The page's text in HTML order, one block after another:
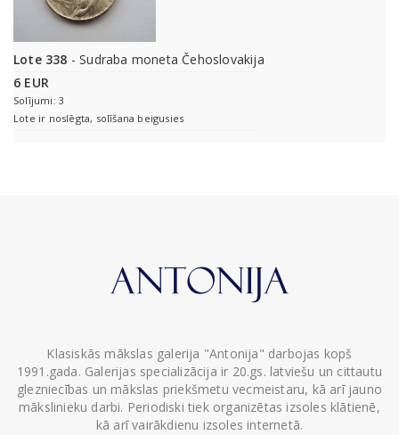
Lote 338 - Sudraba moneta Čehoslovakija
6 EUR
Solījumi: 3
Lote ir noslēgta, solīšana beigusies
Klasiskās mākslas galerija "Antonija" darbojas kopš
1991.gada. Galerijas specializācija ir 20.gs. latviešu un cittautu
glezniecības un mākslas priekšmetu vecmeistaru, kā arī jauno
mākslinieku darbi. Periodiski tiek organizētas izsoles klātienē,
kā arī vairākdienu izsoles internetā.